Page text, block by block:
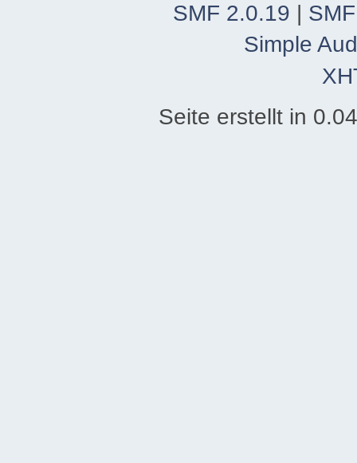
SMF 2.0.19
Simple
Seite erstellt in